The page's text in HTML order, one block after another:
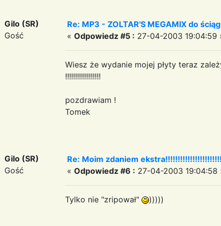
Gilo (SR)
Gość
Re: MP3 - ZOLTAR'S MEGAMIX do
« Odpowiedz #5 : 27-04-2003 19:04:59
Wiesz że wydanie mojej płyty teraz
!!!!!!!!!!!!!!!!!!
pozdrawiam !
Tomek
Gilo (SR)
Gość
Re: Moim zdaniem
« Odpowiedz #6 : 27-04-2003 19:04:58
Tylko nie "zripował" )))))